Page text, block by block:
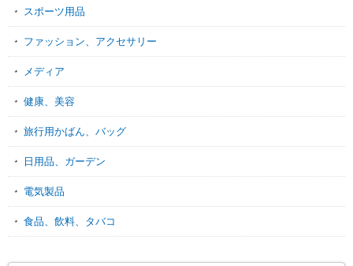
スポーツ用品
ファッション、アクセサリー
メディア
健康、美容
旅行用かばん、バッグ
日用品、ガーデン
電気製品
食品、飲料、タバコ